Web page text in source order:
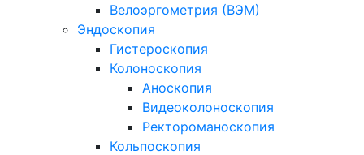
Велоэргометрия (ВЭМ)
Эндоскопия
Гистероскопия
Колоноскопия
Аноскопия
Видеоколоноскопия
Ректороманоскопия
Кольпоскопия